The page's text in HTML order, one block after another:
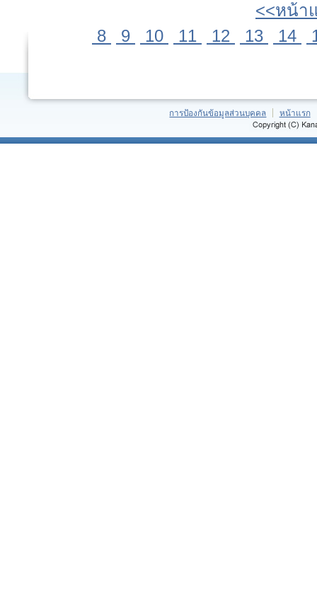
<<หน้า
8
9 10 11 12 13 14
การป้องกันข้อมูลส่วนบุคคล หน้าแรก